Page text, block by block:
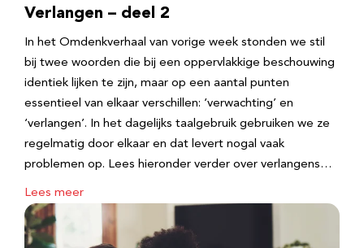
Verlangen – deel 2
In het Omdenkverhaal van vorige week stonden we stil
bij twee woorden die bij een oppervlakkige beschouwing
identiek lijken te zijn, maar op een aantal punten
essentieel van elkaar verschillen: ‘verwachting’ en
‘verlangen’. In het dagelijks taalgebruik gebruiken we ze
regelmatig door elkaar en dat levert nogal vaak
problemen op. Lees hieronder verder over verlangens…
Lees meer